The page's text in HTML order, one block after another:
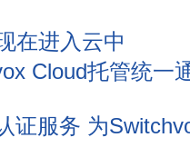
在进入云中
Cloud托管统一
证服务 为